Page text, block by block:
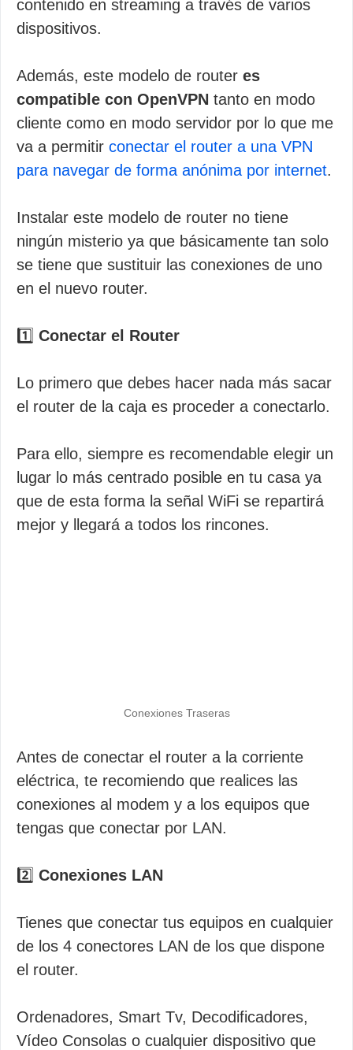
contenido en streaming a través de varios
dispositivos.
Además, este modelo de router es
compatible con OpenVPN tanto en modo
cliente como en modo servidor por lo que me
va a permitir conectar el router a una VPN
para navegar de forma anónima por internet.
Instalar este modelo de router no tiene
ningún misterio ya que básicamente tan solo
se tiene que sustituir las conexiones de uno
en el nuevo router.
1️⃣ Conectar el Router
Lo primero que debes hacer nada más sacar
el router de la caja es proceder a conectarlo.
Para ello, siempre es recomendable elegir un
lugar lo más centrado posible en tu casa ya
que de esta forma la señal WiFi se repartirá
mejor y llegará a todos los rincones.
Conexiones Traseras
Antes de conectar el router a la corriente
eléctrica, te recomiendo que realices las
conexiones al modem y a los equipos que
tengas que conectar por LAN.
2️⃣ Conexiones LAN
Tienes que conectar tus equipos en cualquier
de los 4 conectores LAN de los que dispone
el router.
Ordenadores, Smart Tv, Decodificadores,
Vídeo Consolas o cualquier dispositivo que